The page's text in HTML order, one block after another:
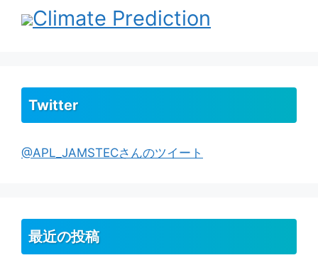
Climate Prediction
Twitter
@APL_JAMSTECさんのツイート
最近の投稿